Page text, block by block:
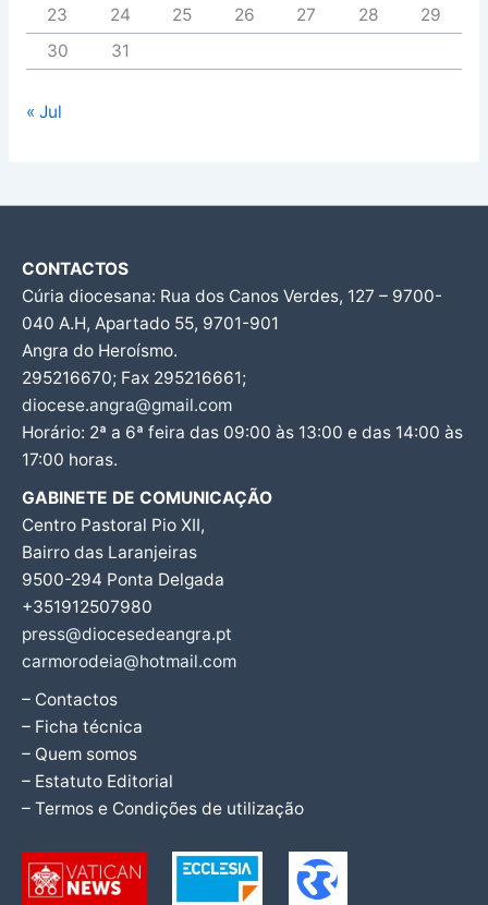
23
24 25 26 27 28
29
30
31
« Jul
CONTACTOS
Cúria diocesana: Rua dos Canos Verdes, 127 – 9700-
040 A.H, Apartado 55, 9701-901
Angra do Heroísmo.
295216670; Fax 295216661;
diocese.angra@gmail.com
Horário: 2ª a 6ª feira das 09:00 às 13:00 e das 14:00 às
17:00 horas.
GABINETE DE COMUNICAÇÃO
Centro Pastoral Pio XII,
Bairro das Laranjeiras
9500-294 Ponta Delgada
+351912507980
press@diocesedeangra.pt
carmorodeia@hotmail.com
– Contactos
– Ficha técnica
– Quem somos
– Estatuto Editorial
– Termos e Condições de utilização